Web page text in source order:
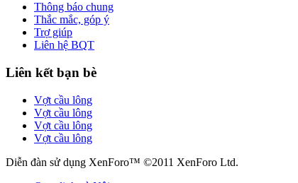
Thông báo chung
Thắc mắc, góp ý
Trợ giúp
Liên hệ BQT
Liên kết bạn bè
Vợt cầu lông
Vợt cầu lông
Vợt cầu lông
Vợt cầu lông
Diễn đàn sử dụng XenForo™ ©2011 XenForo Ltd.